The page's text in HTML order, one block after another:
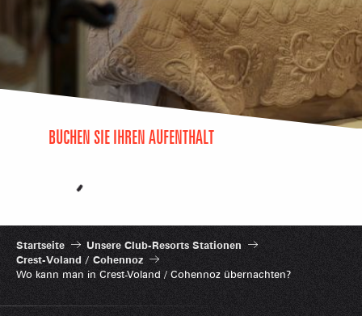
BUCHEN SIE IHREN AUFENTHALT
Startseite
Unsere Club-Resorts Stationen
Crest-Voland / Cohennoz
Wo kann man in Crest-Voland / Cohennoz übernachten?